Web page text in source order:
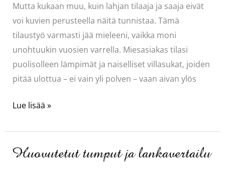
Mutta kukaan muu, kuin lahjan tilaaja ja saaja eivät
voi kuvien perusteella näitä tunnistaa. Tämä
tilaustyö varmasti jää mieleeni, vaikka moni
unohtuukin vuosien varrella. Miesasiakas tilasi
puolisolleen lämpimät ja naiselliset villasukat, joiden
pitää ulottua – ei vain yli polven – vaan aivan ylös
Tosi
villasukat
Lue lisää »
Huovutetut tumput ja lankavertailu